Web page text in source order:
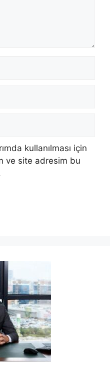
kullanılması için
ve site adresim bu